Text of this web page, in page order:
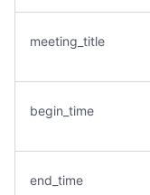
meeting_title
begin_time
end_time